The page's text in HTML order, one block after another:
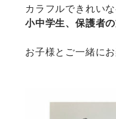
カラフルできれい
小中学生、保護者
お子様とご一緒に